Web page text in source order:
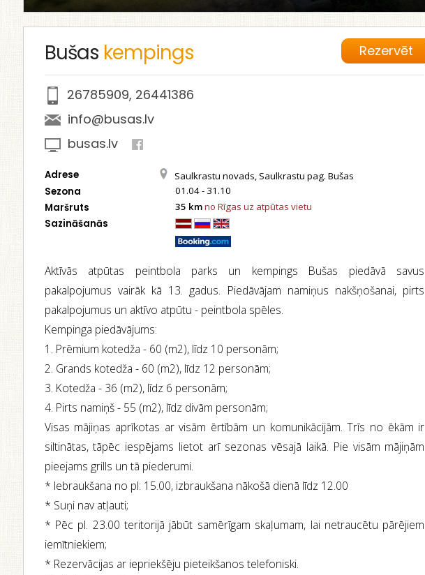
Bušas kempings Rezervēt
26785909, 26441386
info@busas.lv
busas.lv
Adrese Saulkrastu novads, Saulkrastu pag. Bušas
Sezona 01.04 - 31.10
Maršruts 35 kmno Rīgas uz atpūtas vietu
Sazināšanās
Aktīvās atpūtas peintbola parks un kempings Bušas piedāvā savus
pakalpojumus vairāk kā 13. gadus. Piedāvājam namiņus nakšņošanai, pirts
pakalpojumus un aktīvo atpūtu - peintbola spēles.
Kempinga piedāvājums:
1. Prēmium kotedža - 60 (m2), līdz 10 personām;
2. Grands kotedža - 60 (m2), līdz 12 personām;
3. Kotedža - 36 (m2), līdz 6 personām;
4. Pirts namiņš - 55 (m2), līdz divām personām;
Visas mājiņas aprīkotas ar visām ērtībām un komunikācijām. Trīs no ēkām ir
siltinātas, tāpēc iespējams lietot arī sezonas vēsajā laikā. Pie visām mājiņām
pieejams grills un tā piederumi.
* Iebraukšana no pl: 15.00, izbraukšana nākošā dienā līdz 12.00
* Suņi nav atļauti;
* Pēc pl. 23.00 teritorijā jābūt samērīgam skaļumam, lai netraucētu pārējiem
iemītniekiem;
* Rezervācijas ar iepriekšēju pieteikšanos telefoniski.